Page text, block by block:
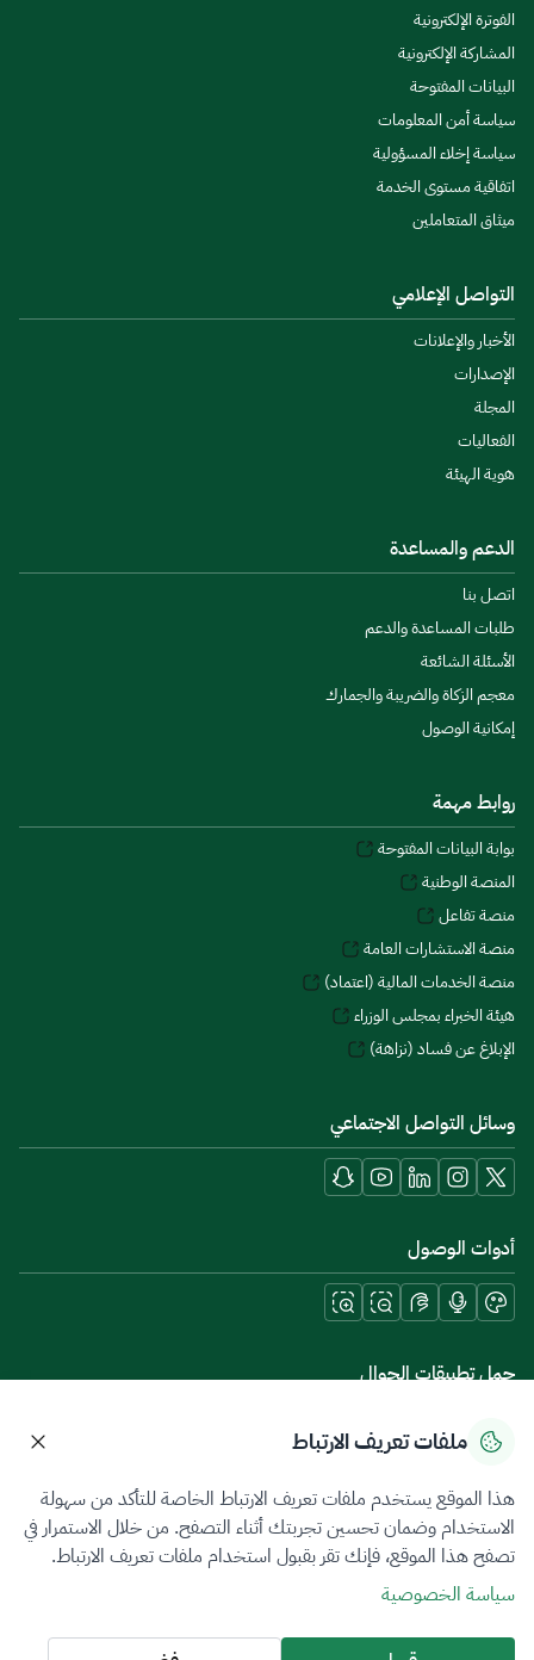
الفوترة الإلكترونية
المشاركة الإلكترونية
البيانات المفتوحة
سياسة أمن المعلومات
سياسة إخلاء المسؤولية
اتفاقية مستوى الخدمة
ميثاق المتعاملين
التواصل الإعلامي
الأخبار والإعلانات
الإصدارات
المجلة
الفعاليات
هوية الهيئة
الدعم والمساعدة
اتصل بنا
طلبات المساعدة والدعم
الأسئلة الشائعة
معجم الزكاة والضريبة والجمارك
إمكانية الوصول
روابط مهمة
بوابة البيانات المفتوحة
المنصة الوطنية
منصة تفاعل
منصة الاستشارات العامة
منصة الخدمات المالية (اعتماد)
هيئة الخبراء بمجلس الوزراء
الإبلاغ عن فساد (نزاهة)
وسائل التواصل الاجتماعي
أدوات الوصول
حمل تطبيقات الجوال
سياسة الخصوصيةشروط الاستخدامخريطة الموقع
جميع الحقوق محفوظة 2026 © ZATCA.GOV.SA
تم تطويره وصيانته بواسطة هيئة الزكاة والضريبة والجمارك
آخر تحديث للموقع في
ملفات تعريف الارتباط
هذا الموقع يستخدم ملفات تعريف الارتباط الخاصة للتأكد من سهولة
الاستخدام وضمان تحسين تجربتك أثناء التصفح. من خلال الاستمرار في
تصفح هذا الموقع، فإنك تقر بقبول استخدام ملفات تعريف الارتباط.
سياسة الخصوصية